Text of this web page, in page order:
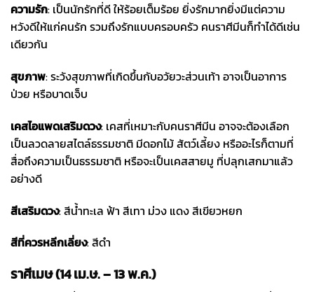
ความรัก: เป็นนักรักที่ดี ให้ร้อยเต็มร้อย ยิ่งรักมากยิ่งมีแต่ความ
หวังดีให้แก่คนรัก รวมถึงรักแบบครอบครัว คนราศีมีนก็ทำได้ดีเช่น
เดียวกัน
สุขภาพ: ระวังสุขภาพที่เกิดขึ้นกับอวัยวะส่วนเท้า อาจเป็นอาการ
ป่วย หรือบาดเจ็บ
เคสไอแพดเสริมดวง: เคสที่เหมาะกับคนราศีมีน อาจจะต้องเลือก
เป็นลวดลายสไตล์ธรรมชาติ มีดอกไม้ สัตว์เลี้ยง หรืออะไรก็ตามที่
สื่อถึงความเป็นธรรมชาติ หรือจะเป็นเคสสายมู ที่ปลุกเสกมาแล้ว
อย่างดี
สีเสริมดวง: สีน้ำทะเล ฟ้า สีเทา ม่วง แดง สีเขียวหยก
สีที่ควรหลีกเลี่ยง: สีดำ
ราศีเมษ (14 เม.ษ. – 13 พ.ค.)